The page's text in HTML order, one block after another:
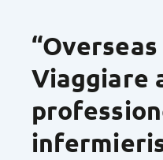
Viaggiare